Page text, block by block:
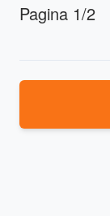
Pagina 1/2